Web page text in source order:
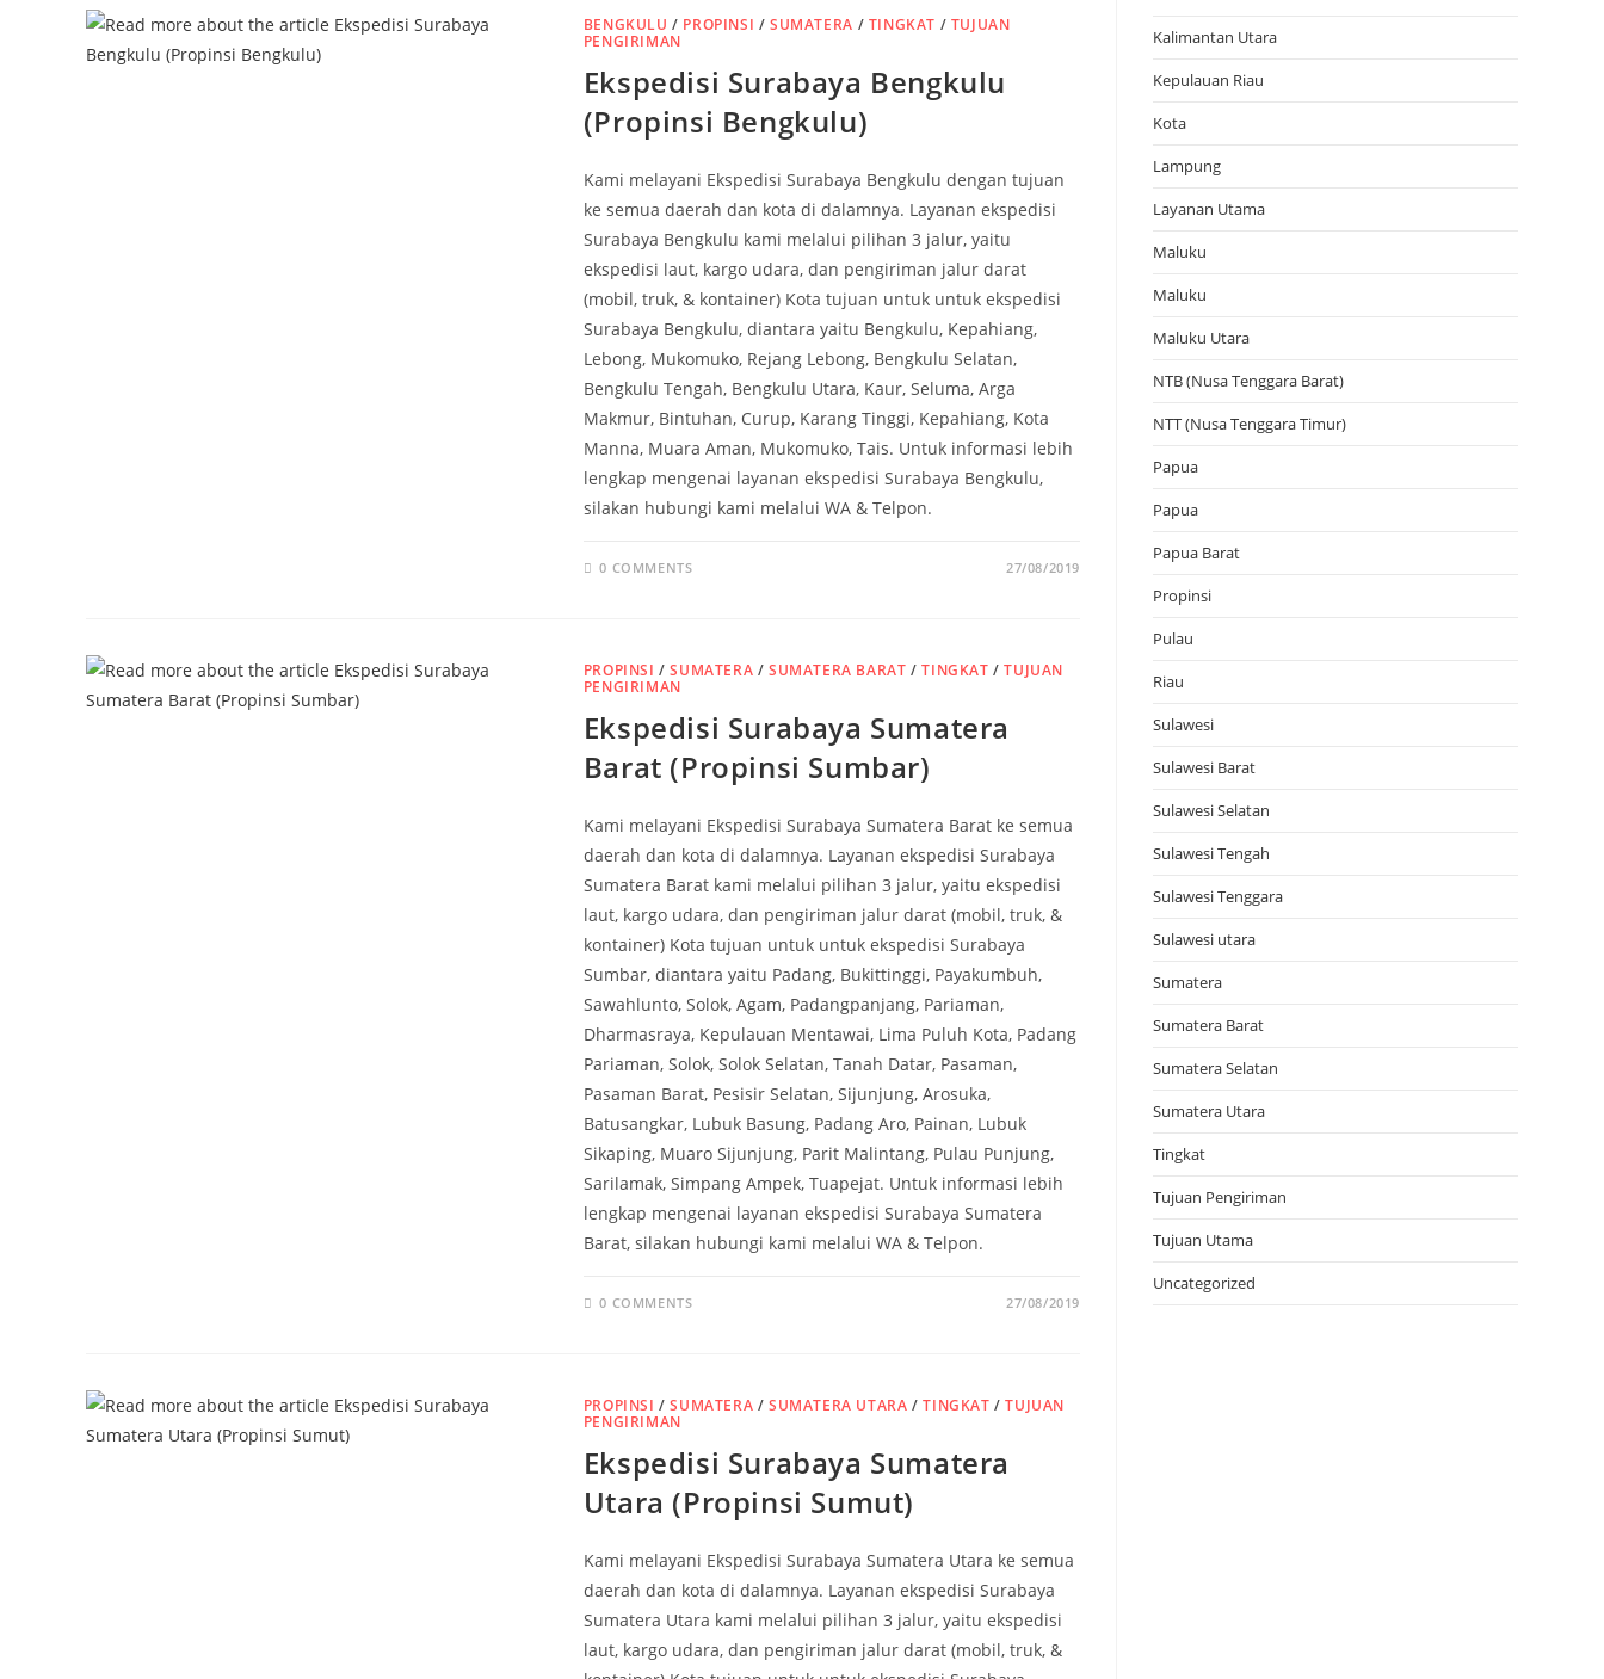
BENGKULU / PROPINSI /SUMATERA / TINGKAT / TUJUAN
PENGIRIMAN
Ekspedisi Surabaya Bengkulu
(Propinsi Bengkulu)
Kami melayani Ekspedisi Surabaya Bengkulu dengan tujuan
ke semua daerah dan kota di dalamnya. Layanan ekspedisi
Surabaya Bengkulu kami melalui pilihan 3 jalur, yaitu
ekspedisi laut, kargo udara, dan pengiriman jalur darat
(mobil, truk, & kontainer) Kota tujuan untuk untuk ekspedisi
Surabaya Bengkulu, diantara yaitu Bengkulu, Kepahiang,
Lebong, Mukomuko, Rejang Lebong, Bengkulu Selatan,
Bengkulu Tengah, Bengkulu Utara, Kaur, Seluma, Arga
Makmur, Bintuhan, Curup, Karang Tinggi, Kepahiang, Kota
Manna, Muara Aman, Mukomuko, Tais. Untuk informasi lebih
lengkap mengenai layanan ekspedisi Surabaya Bengkulu,
silakan hubungi kami melalui WA & Telpon.
0 COMMENTS 27/08/2019
PROPINSI /SUMATERA /SUMATERA BARAT /TINGKAT /TUJUAN
PENGIRIMAN
Ekspedisi Surabaya Sumatera
Barat (Propinsi Sumbar)
Kami melayani Ekspedisi Surabaya Sumatera Barat ke semua
daerah dan kota di dalamnya. Layanan ekspedisi Surabaya
Sumatera Barat kami melalui pilihan 3 jalur, yaitu ekspedisi
laut, kargo udara, dan pengiriman jalur darat (mobil, truk, &
kontainer) Kota tujuan untuk untuk ekspedisi Surabaya
Sumbar, diantara yaitu Padang, Bukittinggi, Payakumbuh,
Sawahlunto, Solok, Agam, Padangpanjang, Pariaman,
Dharmasraya, Kepulauan Mentawai, Lima Puluh Kota, Padang
Pariaman, Solok, Solok Selatan, Tanah Datar, Pasaman,
Pasaman Barat, Pesisir Selatan, Sijunjung, Arosuka,
Batusangkar, Lubuk Basung, Padang Aro, Painan, Lubuk
Sikaping, Muaro Sijunjung, Parit Malintang, Pulau Punjung,
Sarilamak, Simpang Ampek, Tuapejat. Untuk informasi lebih
lengkap mengenai layanan ekspedisi Surabaya Sumatera
Barat, silakan hubungi kami melalui WA & Telpon.
0 COMMENTS 27/08/2019
PROPINSI /SUMATERA /SUMATERA UTARA /TINGKAT /TUJUAN
PENGIRIMAN
Ekspedisi Surabaya Sumatera
Utara (Propinsi Sumut)
Kami melayani Ekspedisi Surabaya Sumatera Utara ke semua
daerah dan kota di dalamnya. Layanan ekspedisi Surabaya
Sumatera Utara kami melalui pilihan 3 jalur, yaitu ekspedisi
laut, kargo udara, dan pengiriman jalur darat (mobil, truk, &
Kalimantan Utara
Kepulauan Riau
Kota
Lampung
Layanan Utama
Maluku
Maluku
Maluku Utara
NTB (Nusa Tenggara Barat)
NTT (Nusa Tenggara Timur)
Papua
Papua
Papua Barat
Propinsi
Pulau
Riau
Sulawesi
Sulawesi Barat
Sulawesi Selatan
Sulawesi Tengah
Sulawesi Tenggara
Sulawesi utara
Sumatera
Sumatera Barat
Sumatera Selatan
Sumatera Utara
Tingkat
Tujuan Pengiriman
Tujuan Utama
Uncategorized